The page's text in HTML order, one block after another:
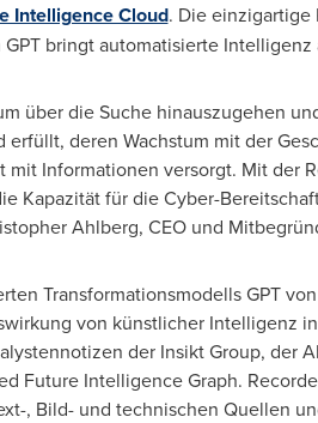
Intelligence Cloud. Die einzigartige
bringt automatisierte
über die Suche hinauszugehen
deren Wachstum mit der
Informationen versorgt. Mit der
Kapazität für die Cyber-
Ahlberg, CEO und
Transformationsmodells GPT
von künstlicher Intelligenz
der Insikt Group, der
Future Intelligence Graph.
, Bild- und technischen Quellen